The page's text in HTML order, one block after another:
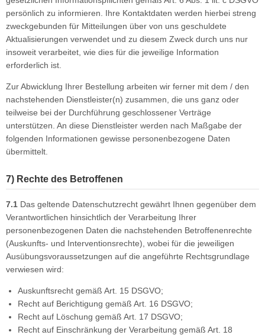
persönlich zu informieren. Ihre Kontaktdaten werden hierbei streng
zweckgebunden für Mitteilungen über von uns geschuldete
Aktualisierungen verwendet und zu diesem Zweck durch uns nur
insoweit verarbeitet, wie dies für die jeweilige Information
erforderlich ist.
Zur Abwicklung Ihrer Bestellung arbeiten wir ferner mit dem / den
nachstehenden Dienstleister(n) zusammen, die uns ganz oder
teilweise bei der Durchführung geschlossener Verträge
unterstützen. An diese Dienstleister werden nach Maßgabe der
folgenden Informationen gewisse personenbezogene Daten
übermittelt.
7) Rechte des Betroffenen
7.1 Das geltende Datenschutzrecht gewährt Ihnen gegenüber dem
Verantwortlichen hinsichtlich der Verarbeitung Ihrer
personenbezogenen Daten die nachstehenden Betroffenenrechte
(Auskunfts- und Interventionsrechte), wobei für die jeweiligen
Ausübungsvoraussetzungen auf die angeführte Rechtsgrundlage
verwiesen wird:
Auskunftsrecht gemäß Art. 15 DSGVO;
Recht auf Berichtigung gemäß Art. 16 DSGVO;
Recht auf Löschung gemäß Art. 17 DSGVO;
Recht auf Einschränkung der Verarbeitung gemäß Art. 18